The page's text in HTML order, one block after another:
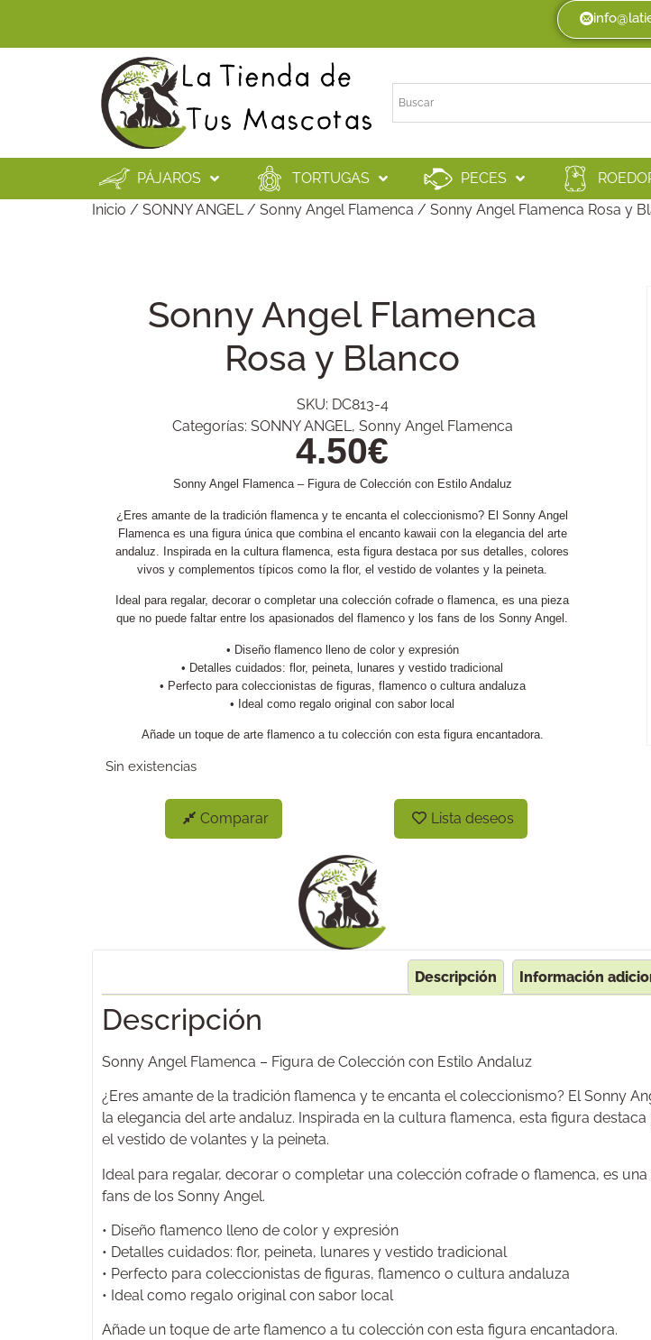
PÁJAROS TORTUGAS PECES
Inicio / SONNY ANGEL / Sonny Angel Flamenca / Sonny Angel Flamenca Rosa y
Sonny Angel Flamenca
Rosa y Blanco
SKU: DC813-4
Categorías: SONNY ANGEL, Sonny Angel Flamenca
4.50€
Sonny Angel Flamenca – Figura de Colección con Estilo Andaluz
¿Eres amante de la tradición flamenca y te encanta el coleccionismo? El Sonny Angel
Flamenca es una figura única que combina el encanto kawaii con la elegancia del arte
andaluz. Inspirada en la cultura flamenca, esta figura destaca por sus detalles, colores
vivos y complementos típicos como la flor, el vestido de volantes y la peineta.
Ideal para regalar, decorar o completar una colección cofrade o flamenca, es una pieza
que no puede faltar entre los apasionados del flamenco y los fans de los Sonny Angel.
• Diseño flamenco lleno de color y expresión
• Detalles cuidados: flor, peineta, lunares y vestido tradicional
• Perfecto para coleccionistas de figuras, flamenco o cultura andaluza
• Ideal como regalo original con sabor local
Añade un toque de arte flamenco a tu colección con esta figura encantadora.
Sin existencias
Comparar Lista deseos
Descripción Información
Descripción
Sonny Angel Flamenca – Figura de Colección con Estilo Andaluz
¿Eres amante de la tradición flamenca y te encanta el coleccionismo? El Sonny
la elegancia del arte andaluz. Inspirada en la cultura flamenca, esta figura
el vestido de volantes y la peineta.
Ideal para regalar, decorar o completar una colección cofrade o flamenca, es
fans de los Sonny Angel.
• Diseño flamenco lleno de color y expresión
• Detalles cuidados: flor, peineta, lunares y vestido tradicional
• Perfecto para coleccionistas de figuras, flamenco o cultura andaluza
• Ideal como regalo original con sabor local
Añade un toque de arte flamenco a tu colección con esta figura encantadora.